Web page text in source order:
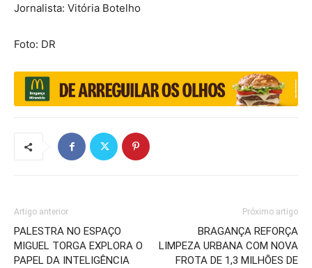
Jornalista: Vitória Botelho
Foto: DR
Artigo anterior
PALESTRA NO ESPAÇO
MIGUEL TORGA EXPLORA O
PAPEL DA INTELIGÊNCIA
Próximo artigo
BRAGANÇA REFORÇA
LIMPEZA URBANA COM NOVA
FROTA DE 1,3 MILHÕES DE